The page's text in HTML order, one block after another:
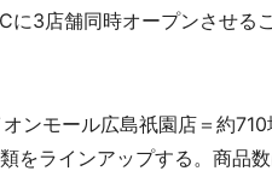
に3店舗同時オープンさせる
モール広島祇園店＝約710
をラインアップする。商品